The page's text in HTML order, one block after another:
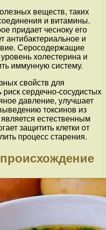
веществ, таких
и витамины.
придает чесноку его
антибактериальное и
Серосодержащие
холестерина и
иммунную систему.
свойств для
сердечно-сосудистых
давление, улучшает
токсинов из
естественным
защитить клетки от
процесс старения.